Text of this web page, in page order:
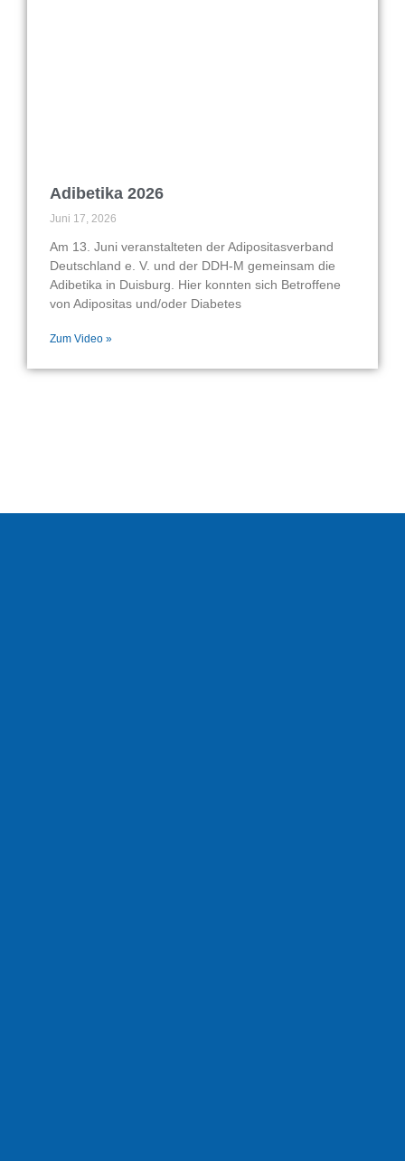
Adibetika 2026
Juni 17, 2026
Am 13. Juni veranstalteten der Adipositasverband
Deutschland e. V. und der DDH-M gemeinsam die
Adibetika in Duisburg. Hier konnten sich Betroffene
von Adipositas und/oder Diabetes
Zum Video »